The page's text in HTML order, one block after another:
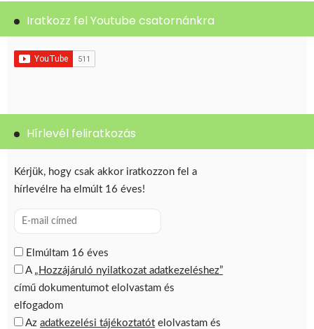
Iratkozz fel Youtube csatornánkra
Hírlevél feliratkozás